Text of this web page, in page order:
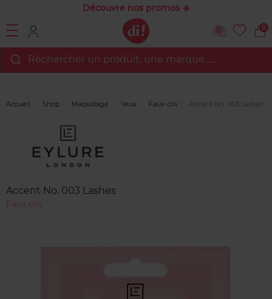
Découvre nos promos ☀️
0
Rechercher un produit, une marque…...
Accueil Shop Maquillage Yeux Faux-cils Accent No. 003 Lashes
Accent No. 003 Lashes
Faux cils